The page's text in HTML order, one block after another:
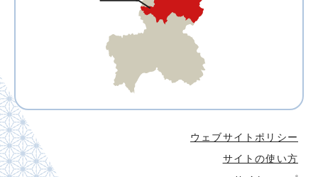
ウェブサイトポリシー
サイトの使い方